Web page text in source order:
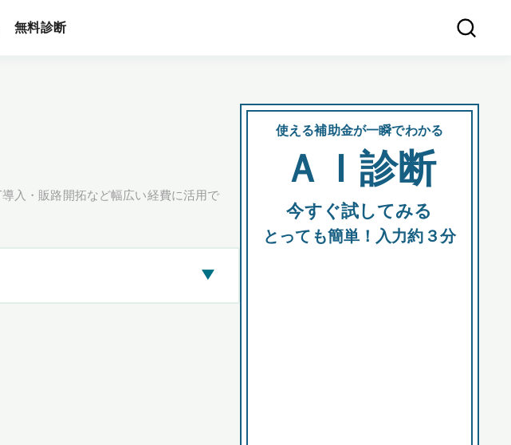
無料診断
入・販路開拓など幅広い経費に活用で
▶
使える補助金が一瞬でわかる
ＡＩ診断
今すぐ試してみる
とっても簡単！入力約３分